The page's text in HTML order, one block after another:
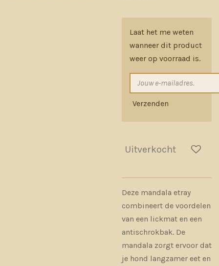
Laat het me weten
wanneer dit product
weer op voorraad is.
Verzenden
Uitverkocht
Deze mandala etray
combineert de voordelen
van een lickmat en een
antischrokbak. De
mandala zorgt ervoor dat
je hond langzamer eet en